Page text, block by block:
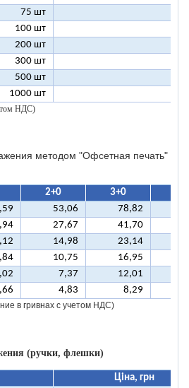
75 шт
100 шт
200 шт
300 шт
500 шт
1000 шт
НДС)
методом "Офсетная печать"
2+0 3+0
53,06 78,82
27,67 41,70
14,98 23,14
10,75 16,95
7,37 12,01
4,83 8,29
в гривнах с учетом НДС)
(ручки, флешки)
Ціна, грн